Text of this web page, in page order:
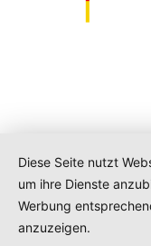
Diese Seite nutzt
um ihre Dienste
Werbung
anzuzeigen.